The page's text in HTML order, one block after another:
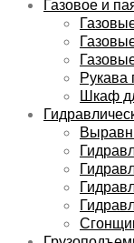
Газовое и
Рукава
Шкаф